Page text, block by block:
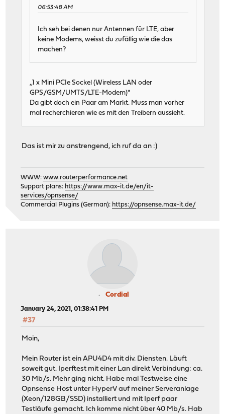
06:53:48 AM
Ich seh bei denen nur Antennen für LTE, aber
keine Modems, weisst du zufällig wie die das
machen?
,,1 x Mini PCIe Sockel (Wireless LAN oder
GPS/GSM/UMTS/LTE-Modem)"
Da gibt doch ein Paar am Markt. Muss man vorher
mal recherchieren wie es mit den Treibern aussieht.
Das ist mir zu anstrengend, ich ruf da an :)
WWW:www.routerperformance.net
Support plans: https://www.max-it.de/en/it-
services/opnsense/
Commercial Plugins (German): https://opnsense.max-it.de/
Cordial
January 24, 2021, 01:38:41 PM
#37
Moin,
Mein Router ist ein APU4D4 mit div. Diensten. Läuft
soweit gut. Iperftest mit einer Lan direkt Verbindung: ca.
30 Mb/s. Mehr ging nicht. Habe mal Testweise eine
Opnsense Host unter HyperV auf meiner Serveranlage
(Xeon/128GB/SSD) installiert und mit Iperf paar
Testläufe gemacht. Ich komme nicht über 40 Mb/s. Hab